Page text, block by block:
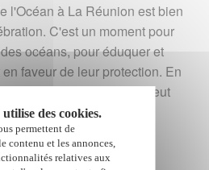
l'Océan à La Réunion est bien
C'est un moment pour
océans, pour éduquer et
faveur de leur protection. En
chaque Réunionnais peut
de cet héritage naturel
futures.
des cookies.
permettent de
contenu et les annonces,
relatives aux